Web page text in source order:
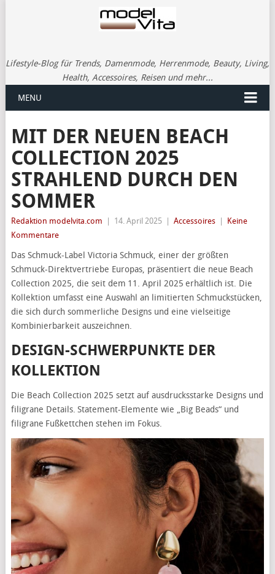
Lifestyle-Blog für Trends, Damenmode, Herrenmode, Beauty, Living,
Health, Accessoires, Reisen und mehr...
MENU
MIT DER NEUEN BEACH
COLLECTION 2025
STRAHLEND DURCH DEN
SOMMER
Redaktion modelvita.com 14. April 2025 Accessoires
Keine
Kommentare
Das Schmuck-Label Victoria Schmuck, einer der größten
Schmuck-Direktvertriebe Europas, präsentiert die neue Beach
Collection 2025, die seit dem 11. April 2025 erhältlich ist. Die
Kollektion umfasst eine Auswahl an limitierten Schmuckstücken,
die sich durch sommerliche Designs und eine vielseitige
Kombinierbarkeit auszeichnen.
DESIGN-SCHWERPUNKTE DER
KOLLEKTION
Die Beach Collection 2025 setzt auf ausdrucksstarke Designs und
filigrane Details. Statement-Elemente wie „Big Beads“ und
filigrane Fußkettchen stehen im Fokus.